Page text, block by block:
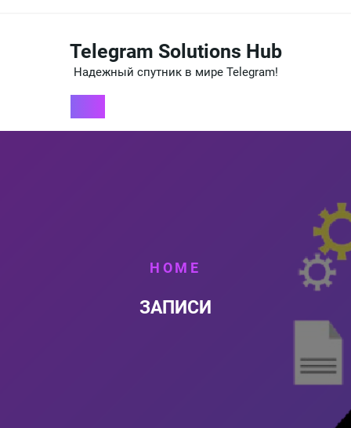
содержимомуTelegram Solutions Hub
Надежный спутник в мире Telegram!
HOME
ЗАПИСИ